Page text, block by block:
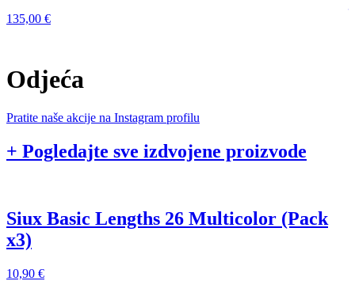
135,00 €
Odjeća
Pratite naše akcije na Instagram profilu
+ Pogledajte sve izdvojene proizvode
Siux Basic Lengths 26 Multicolor (Pack
x3)
10,90 €